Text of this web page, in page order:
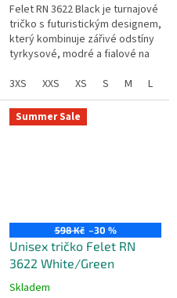
4XL
Felet RN 3622 Black je turnajové
tričko s futuristickým designem,
který kombinuje zářivé odstíny
tyrkysové, modré a fialové na
geometrické vzory...
3XS XXS XS S M L
Summer Sale
598 Kč –30 %
Unisex tričko Felet RN
3622 White/Green
Skladem